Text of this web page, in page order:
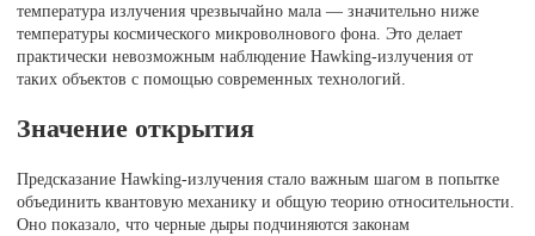
температура излучения чрезвычайно мала — значительно ниже
температуры космического микроволнового фона. Это делает
практически невозможным наблюдение Hawking-излучения от
таких объектов с помощью современных технологий.
Значение открытия
Предсказание Hawking-излучения стало важным шагом в попытке
объединить квантовую механику и общую теорию относительности.
Оно показало, что черные дыры подчиняются законам